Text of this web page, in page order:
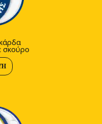
σκούρο